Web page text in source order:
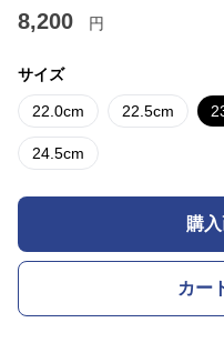
8,200 円
サイズ
22.0cm 22.5cm
24.5cm
購
カー